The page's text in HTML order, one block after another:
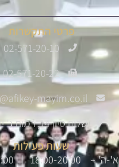
פרטי התקשרות
02-571-20-10
02-571-20-22
mayim.co.il
שלום סיון 14, רמות ג' ירושלים
שעות פעילות
א'-ה' – 18:00-20:00 | 13:45-15:00